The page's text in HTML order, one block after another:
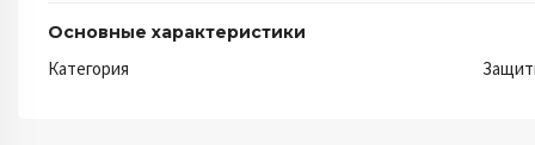
Основные характеристики
Категория